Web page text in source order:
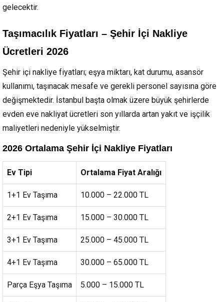
gelecektir.
Taşımacılık Fiyatları – Şehir İçi Nakliye
Ücretleri 2026
Şehir içi nakliye fiyatları; eşya miktarı, kat durumu, asansör
kullanımı, taşınacak mesafe ve gerekli personel sayısına göre
değişmektedir. İstanbul başta olmak üzere büyük şehirlerde
evden eve nakliyat ücretleri son yıllarda artan yakıt ve işçilik
maliyetleri nedeniyle yükselmiştir.
2026 Ortalama Şehir İçi Nakliye Fiyatları
Ev Tipi Ortalama Fiyat Aralığı
1+1 Ev Taşıma 10.000 – 22.000 TL
2+1 Ev Taşıma 15.000 – 30.000 TL
3+1 Ev Taşıma 25.000 – 45.000 TL
4+1 Ev Taşıma 30.000 – 65.000 TL
Parça Eşya Taşıma 5.000 – 15.000 TL